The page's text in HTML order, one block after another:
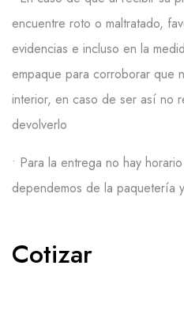
encuentre roto o maltratado,
evidencias e incluso en la
empaque para corroborar que
interior, en caso de ser así no
devolverlo
• Para la entrega no hay horario
dependemos de la paquetería
Cotizar